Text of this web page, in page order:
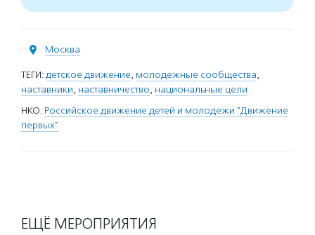
Москва
ТЕГИ: детское движение, молодежные сообщества,
наставники, наставничество, национальные цели
НКО: Российское движение детей и молодежи "Движение
первых"
ЕЩЁ МЕРОПРИЯТИЯ